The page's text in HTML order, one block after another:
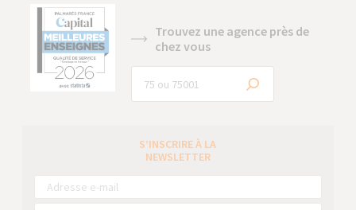
Trouvez une agence près de
chez vous
S’INSCRIRE À LA
NEWSLETTER